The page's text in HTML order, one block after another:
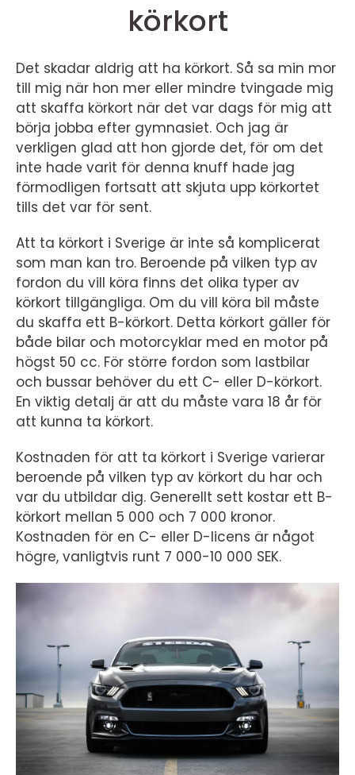
körkort
Det skadar aldrig att ha körkort. Så sa min mor
till mig när hon mer eller mindre tvingade mig
att skaffa körkort när det var dags för mig att
börja jobba efter gymnasiet. Och jag är
verkligen glad att hon gjorde det, för om det
inte hade varit för denna knuff hade jag
förmodligen fortsatt att skjuta upp körkortet
tills det var för sent.
Att ta körkort i Sverige är inte så komplicerat
som man kan tro. Beroende på vilken typ av
fordon du vill köra finns det olika typer av
körkort tillgängliga. Om du vill köra bil måste
du skaffa ett B-körkort. Detta körkort gäller för
både bilar och motorcyklar med en motor på
högst 50 cc. För större fordon som lastbilar
och bussar behöver du ett C- eller D-körkort.
En viktig detalj är att du måste vara 18 år för
att kunna ta körkort.
Kostnaden för att ta körkort i Sverige varierar
beroende på vilken typ av körkort du har och
var du utbildar dig. Generellt sett kostar ett B-
körkort mellan 5 000 och 7 000 kronor.
Kostnaden för en C- eller D-licens är något
högre, vanligtvis runt 7 000-10 000 SEK.